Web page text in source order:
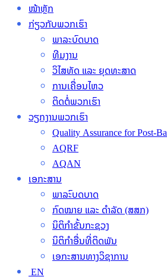
ໜ້າຫຼັກ
ກ່ຽວກັບພວກເຮົາ
ພາລະບົດບາດ
ທີມງານ
ວິໄສທັດ ແລະ ຍຸດທະສາດ
ການເຄື່ອນໄຫວ
ຕິດຕໍ່ພວກເຮົາ
ວຽກງານພວກເຮົາ
Quality Assurance for Post-
AQRF
AQAN
ເອກະສານ
ພາລະົບດບາດ
ກົດໝາຍ ແລະ ດຳລັດ (ສສກ)
ນິຕິກຳຂັ້ນກະຊວງ
ນິຕິກໍາອື່ນທີ່ຕິດພັນ
ເອກະສານທາງວິຊາການ
EN